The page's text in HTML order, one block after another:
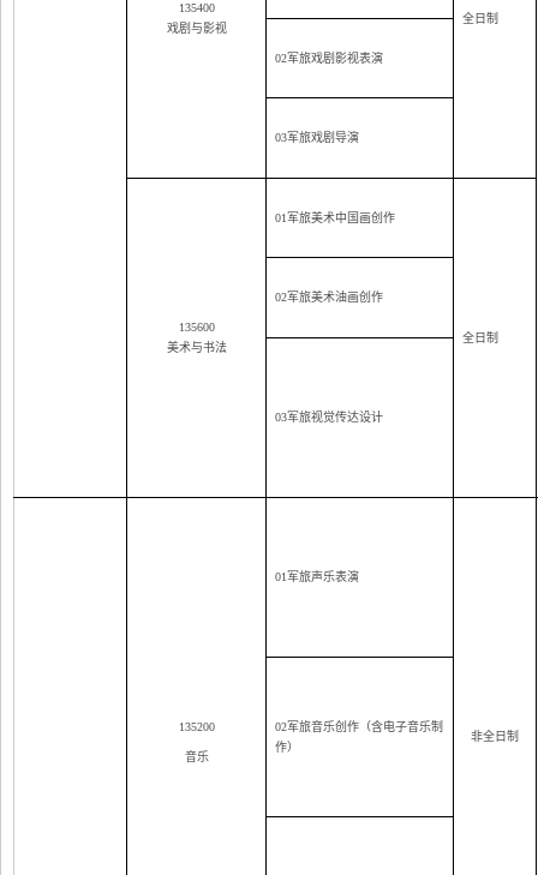
135400
戏剧与影视
全日制
02军旅戏剧影视表演
03军旅戏剧导演
135600
美术与书法
01军旅美术中国画创作
全日制
02军旅美术油画创作
03军旅视觉传达设计
135200
音乐
01军旅声乐表演
非全日制
02军旅音乐创作（含电子音乐制
作）